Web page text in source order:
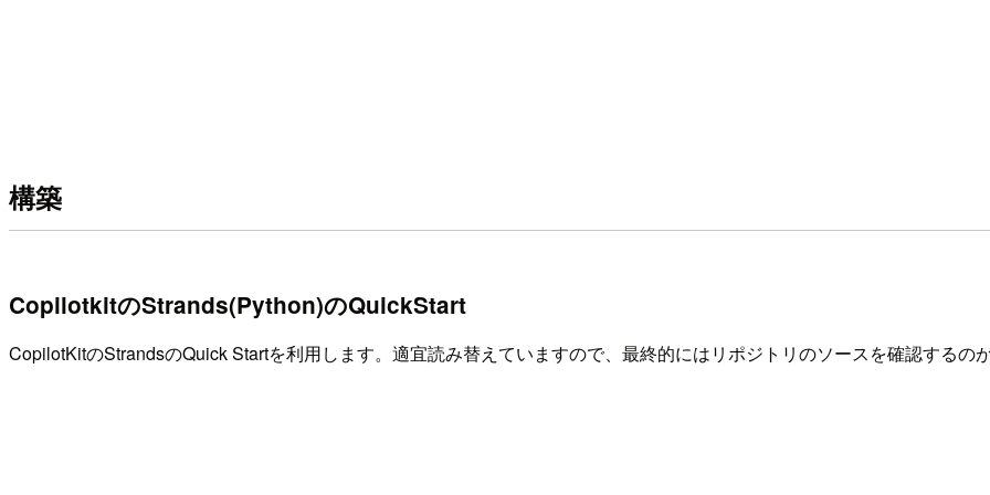
構築
CopilotkitのStrands(Python)のQuickStart
CopilotKitのStrandsのQuick Startを利用します。適宜読み替えていますので、最終的にはリポジトリのソースを確認するの